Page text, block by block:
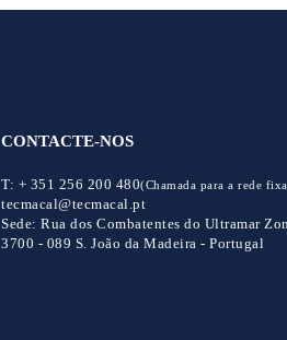
CONTACTE-NOS
T: + 351 256 200 480(Chamada para a rede
tecmacal@tecmacal.pt
Sede: Rua dos Combatentes do Ultramar
3700 - 089 S. João da Madeira - Portugal